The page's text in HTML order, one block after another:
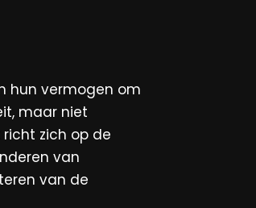
hun vermogen om
maar niet
zich op de
van
van de